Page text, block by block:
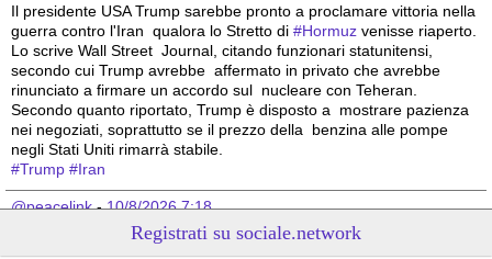
Il presidente USA Trump sarebbe pronto a proclamare vittoria nella
guerra contro l'Iran  qualora lo Stretto di #Hormuz venisse riaperto.
Lo scrive Wall Street  Journal, citando funzionari statunitensi,
secondo cui Trump avrebbe  affermato in privato che avrebbe
rinunciato a firmare un accordo sul  nucleare con Teheran.
Secondo quanto riportato, Trump è disposto a  mostrare pazienza
nei negoziati, soprattutto se il prezzo della  benzina alle pompe
negli Stati Uniti rimarrà stabile.
#Trump #Iran
@peacelink - 10/8/2026 7:18
Netanyahu boccia il piano per Gaza di Trump. (Rainews)
Netanyahu #
Registrati su sociale.network